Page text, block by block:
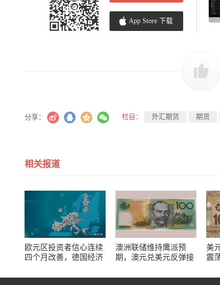
App Store 下载
分享： 栏目： 外汇期货 期货
相关报道
欧元区投资者信心连续
四个月改善，德国经济
澳洲联储维持鹰派预
期，澳元兑美元反弹接
方向选择
美
震